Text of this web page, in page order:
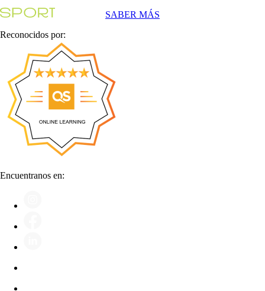
SABER MÁS
Reconocidos por:
Encuentranos en: